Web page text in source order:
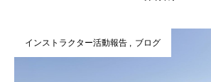
インストラクター活動報告 ブログ